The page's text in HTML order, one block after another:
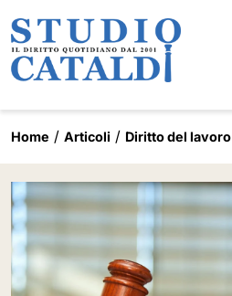
Home Articoli Diritto del lavoro